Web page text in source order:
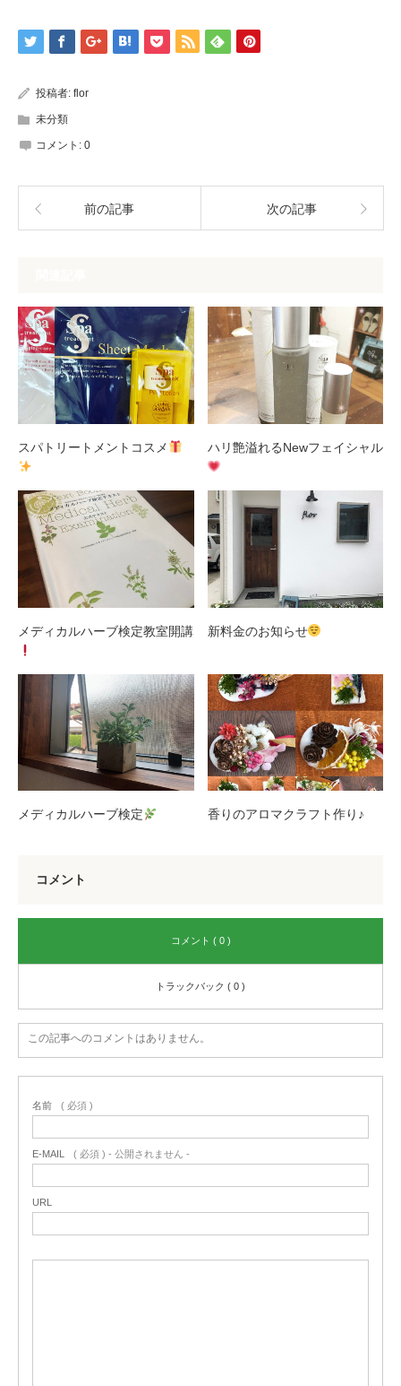
投稿者: flor
未分類
コメント: 0
前の記事 次の記事
スパトリートメントコスメ ハリ艶溢れるNewフェイシャル
メディカルハーブ検定教室開講 新料金のお知らせ
メディカルハーブ検定 香りのアロマクラフト作り♪
コメント
コメント ( 0 )
トラックバック ( 0 )
この記事へのコメントはありません。
名前 ( 必須 )
E-MAIL ( 必須 ) - 公開されません -
URL